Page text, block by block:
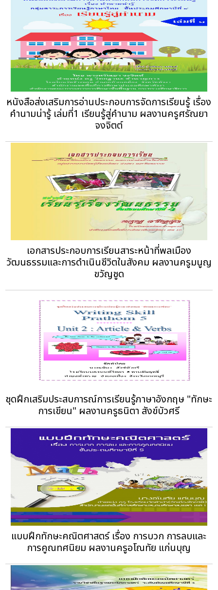
หนังสือส่งเสริมการอ่านประกอบการจัดการเรียนรู้ เรื่อง
คำนามน่ารู้ เล่มที่1 เรียนรู้สู่คำนาม ผลงานครูศรัณยา
จงจิตต์
เอกสารประกอบการเรียนสาระหน้าที่พลเมือง
วัฒนธรรมและการดำเนินชีวิตในสังคม ผลงานครูมนูญ
ขวัญชูด
ชุดฝึกเสริมประสบการณ์การเรียนรู้ภาษาอังกฤษ "ทักษะ
การเขียน" ผลงานครูธนิตา สังข์บัวศรี
แบบฝึกทักษะคณิตศาสตร์ เรื่อง การบวก การลบและ
การคูณทศนิยม ผลงานครูอโณทัย แก่นบุญ